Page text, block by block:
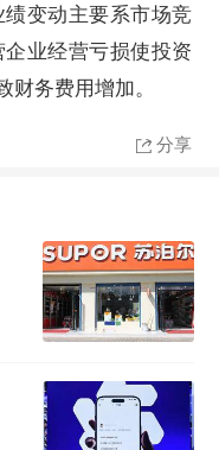
变动主要系市场竞
业经营亏损使投资
务费用增加。
分享